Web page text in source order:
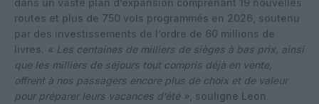
routes et plus de 750 vols programmés en 2026, soutenu
par des investissements de l’ordre de 60 millions de
livres. « Les centaines de milliers de sièges à bas prix, ainsi
que les milliers de séjours tout compris déjà en vente,
offrent à nos passagers encore plus de choix et de valeur
pour préparer leurs vacances d’été » , souligne Leon